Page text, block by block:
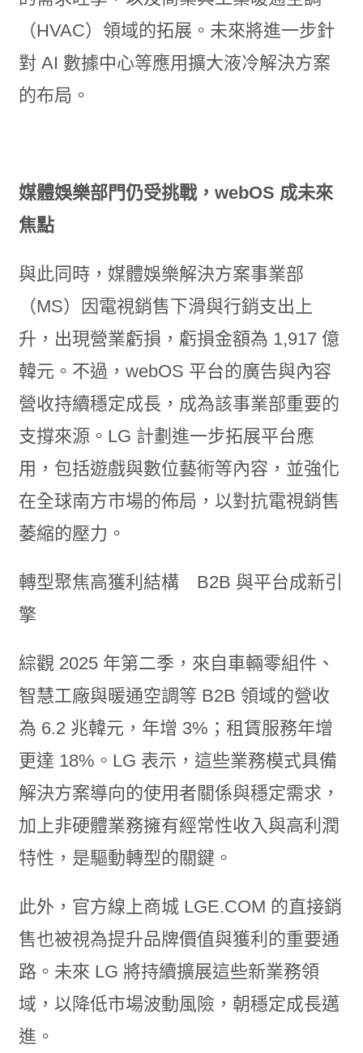
（HVAC）領域的拓展。未來將進一步針
對 AI 數據中心等應用擴大液冷解決方案
的布局。
媒體娛樂部門仍受挑戰，webOS 成未來
焦點
與此同時，媒體娛樂解決方案事業部
（MS）因電視銷售下滑與行銷支出上
升，出現營業虧損，虧損金額為 1,917 億
韓元。不過，webOS 平台的廣告與內容
營收持續穩定成長，成為該事業部重要的
支撐來源。LG 計劃進一步拓展平台應
用，包括遊戲與數位藝術等內容，並強化
在全球南方市場的佈局，以對抗電視銷售
萎縮的壓力。
轉型聚焦高獲利結構 B2B 與平台成新引
擎
綜觀 2025 年第二季，來自車輛零組件、
智慧工廠與暖通空調等 B2B 領域的營收
為 6.2 兆韓元，年增 3%；租賃服務年增
更達 18%。LG 表示，這些業務模式具備
解決方案導向的使用者關係與穩定需求，
加上非硬體業務擁有經常性收入與高利潤
特性，是驅動轉型的關鍵。
此外，官方線上商城 LGE.COM 的直接銷
售也被視為提升品牌價值與獲利的重要通
路。未來 LG 將持續擴展這些新業務領
域，以降低市場波動風險，朝穩定成長邁
進。